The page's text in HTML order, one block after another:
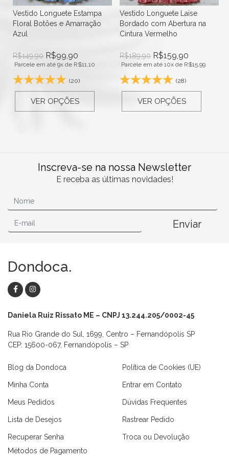
Vestido Longuete Estampa
Floral Botões e Amarração
Azul
R$149,90 R$99,90
Parcele em até 9x de R$11,10
(20)
VER OPÇÕES
Vestido Longuete Laise
Bordado com Abertura na
Cintura Vermelho
R$189,90 R$159,90
Parcele em até 10x de R$15,99
(28)
VER OPÇÕES
Inscreva-se na nossa Newsletter
E receba as últimas novidades!
Enviar
Dondoca.
Daniela Ruiz Rissato ME – CNPJ 13.244.205/0002-45
Rua Rio Grande do Sul, 1699, Centro – Fernandópolis SP
CEP: 15600-067, Fernandópolis – SP
Blog da Dondoca
Minha Conta
Meus Pedidos
Lista de Desejos
Recuperar Senha
Política de Cookies (UE)
Entrar em Contato
Dúvidas Frequentes
Rastrear Pedido
Troca ou Devolução
Métodos de Pagamento